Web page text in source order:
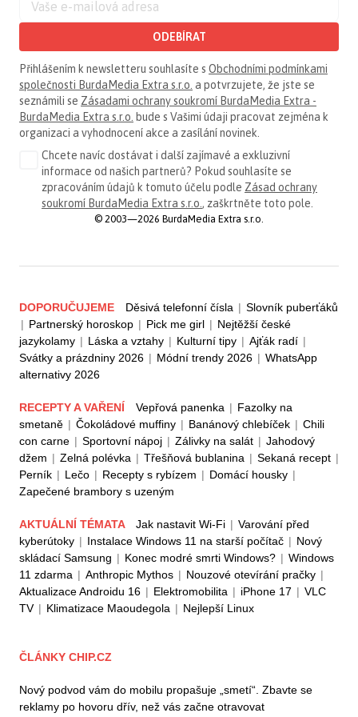
ODEBÍRAT
Přihlášením k newsletteru souhlasíte s Obchodními podmínkami
společnosti BurdaMedia Extra s.r.o. a potvrzujete, že jste se
seznámili se Zásadami ochrany soukromí BurdaMedia Extra -
BurdaMedia Extra s.r.o. bude s Vašimi údaji pracovat zejména k
organizaci a vyhodnocení akce a zasílání novinek.
Chcete navíc dostávat i další zajímavé a exkluzivní
informace od našich partnerů? Pokud souhlasíte se
zpracováním údajů k tomuto účelu podle Zásad ochrany
soukromí BurdaMedia Extra s.r.o. , zaškrtněte toto pole.
© 2003—2026 BurdaMedia Extra s.r.o.
DOPORUČUJEME Děsivá telefonní čísla | Slovník puberťáků
| Partnerský horoskop | Pick me girl | Nejtěžší české
jazykolamy | Láska a vztahy | Kulturní tipy | Ajťák radí |
Svátky a prázdniny 2026 | Módní trendy 2026 | WhatsApp
alternativy 2026
RECEPTY A VAŘENÍ Vepřová panenka | Fazolky na
smetaně | Čokoládové muffiny | Banánový chlebíček | Chili
con carne | Sportovní nápoj | Zálivky na salát | Jahodový
džem | Zelná polévka | Třešňová bublanina | Sekaná recept |
Perník | Lečo | Recepty s rybízem | Domácí housky |
Zapečené brambory s uzeným
AKTUÁLNÍ TÉMATA Jak nastavit Wi-Fi | Varování před
kyberútoky | Instalace Windows 11 na starší počítač | Nový
skládací Samsung | Konec modré smrti Windows? | Windows
11 zdarma | Anthropic Mythos | Nouzové otevírání pračky |
Aktualizace Androidu 16 | Elektromobilita | iPhone 17 | VLC
TV | Klimatizace Maoudegola | Nejlepší Linux
ČLÁNKY CHIP.CZ
Nový podvod vám do mobilu propašuje „smetí“. Zbavte se
reklamy po hovoru dřív, než vás začne otravovat